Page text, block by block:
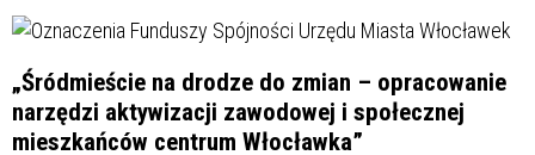
„Śródmieście na drodze do zmian – opracowanie
narzędzi aktywizacji zawodowej i społecznej
mieszkańców centrum Włocławka”